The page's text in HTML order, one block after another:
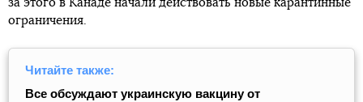
за этого в Канаде начали действовать новые карантинные
ограничения.
Читайте также:
Все обсуждают украинскую вакцину от